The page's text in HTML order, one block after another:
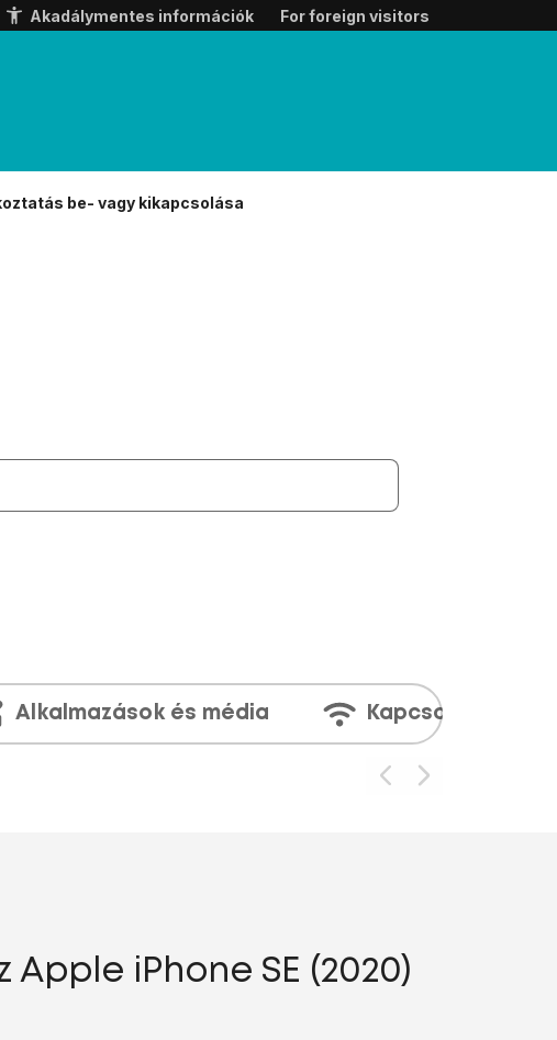
Akadálymentes információk For foreign visitors
be- vagy kikapcsolása
alatt
Alkalmazások és média Kapcsolatok
iPhone SE (2020)